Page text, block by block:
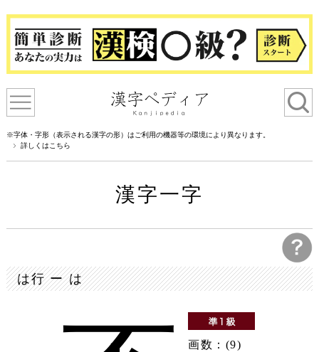
※字体・字形（表示される漢字の形）はご利用の機器等の環境により異なります。
詳しくはこちら
漢字一字
は行 ー は
画数：(9)